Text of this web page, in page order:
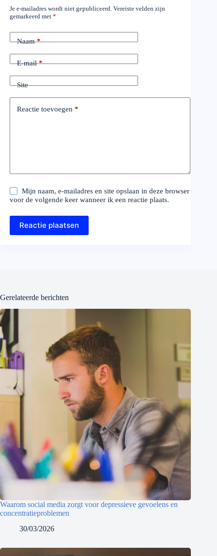
Je e-mailadres wordt niet gepubliceerd. Vereiste velden zijn
gemarkeerd met *
Naam*
E-mail*
Site
Reactie toevoegen *
Mijn naam, e-mailadres en site opslaan in deze browser
voor de volgende keer wanneer ik een reactie plaats.
Reactie plaatsen
Gerelateerde berichten
Waarom social media zorgt voor depressieve gevoelens en
concentratieproblemen
30/03/2026